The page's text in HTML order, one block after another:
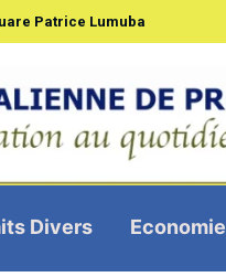
Patrice Lumuba
Divers Economie